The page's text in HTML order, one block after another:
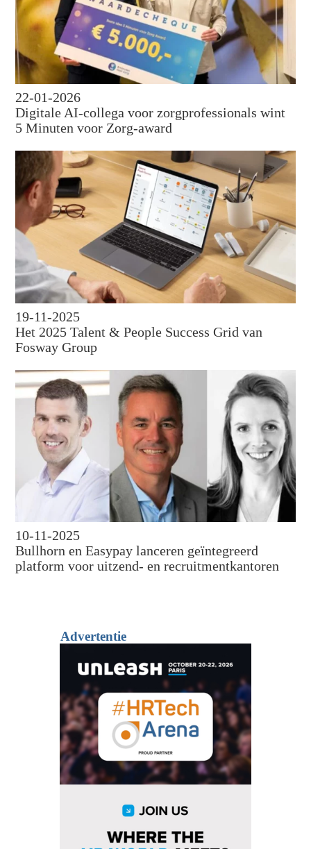
22-01-2026
Digitale AI-collega voor zorgprofessionals wint
5 Minuten voor Zorg-award
19-11-2025
Het 2025 Talent & People Success Grid van
Fosway Group
10-11-2025
Bullhorn en Easypay lanceren geïntegreerd
platform voor uitzend- en recruitmentkantoren
Advertentie